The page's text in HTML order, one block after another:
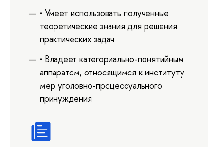
• Умеет использовать полученные
теоретические знания для решения
практических задач
• Владеет категориально-понятийным
аппаратом, относящимся к институту
мер уголовно-процессуального
принуждения